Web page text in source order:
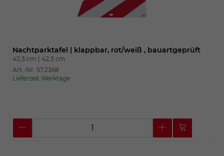
Nachtparktafel | klappbar, rot/weiß , bauartgeprüft
42,3 cm | 42,3 cm
Art.-Nr. 57.2368
Lieferzeit Werktage